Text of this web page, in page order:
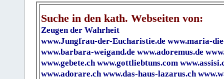
Suche in den kath. Webseiten von:
Zeugen der Wahrheit
www.Jungfrau-der-Eucharistie.de www.maria-
www.barbara-weigand.de www.adoremus.de
www.gebete.ch www.gottliebtuns.com
www.adorare.ch www.das-haus-lazarus.ch